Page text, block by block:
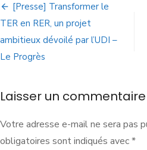
[Presse] Transformer le
TER en RER, un projet
ambitieux dévoilé par l’UDI –
Le Progrès
Laisser un commentaire
Votre adresse e-mail ne sera pas
obligatoires sont indiqués avec*